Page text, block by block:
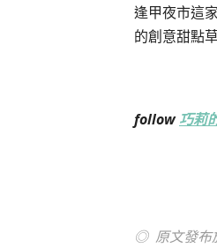
逢甲夜市這家
的創意甜點
follow巧莉
◎ 原文發布